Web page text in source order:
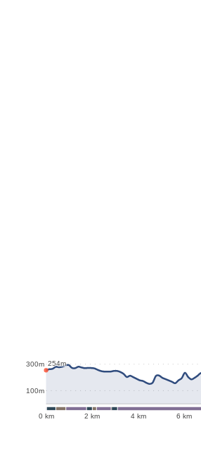
0 km 2 km 4 km 6 km
100m
300m 254m